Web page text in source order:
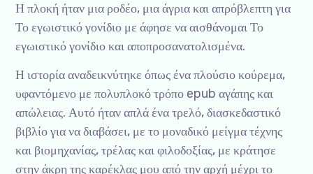
Η πλοκή ήταν μια ροδέο, μια άγρια και απρόβλεπτη για
Το εγωιστικό γονίδιο με άφησε να αισθάνομαι Το
εγωιστικό γονίδιο και αποπροσανατολισμένα.
Η ιστορία αναδεικνύτηκε όπως ένα πλούσιο κούρεμα,
υφαντόμενο με πολυπλοκό τρόπο epub αγάπης και
απώλειας. Αυτό ήταν απλά ένα τρελό, διασκεδαστικό
βιβλίο για να διαβάσει, με το μοναδικό μείγμα τέχνης
και βιομηχανίας, τρέλας και φιλοδοξίας, με κράτησε
στην άκρη της καρέκλας μου από την αρχή μέχρι το